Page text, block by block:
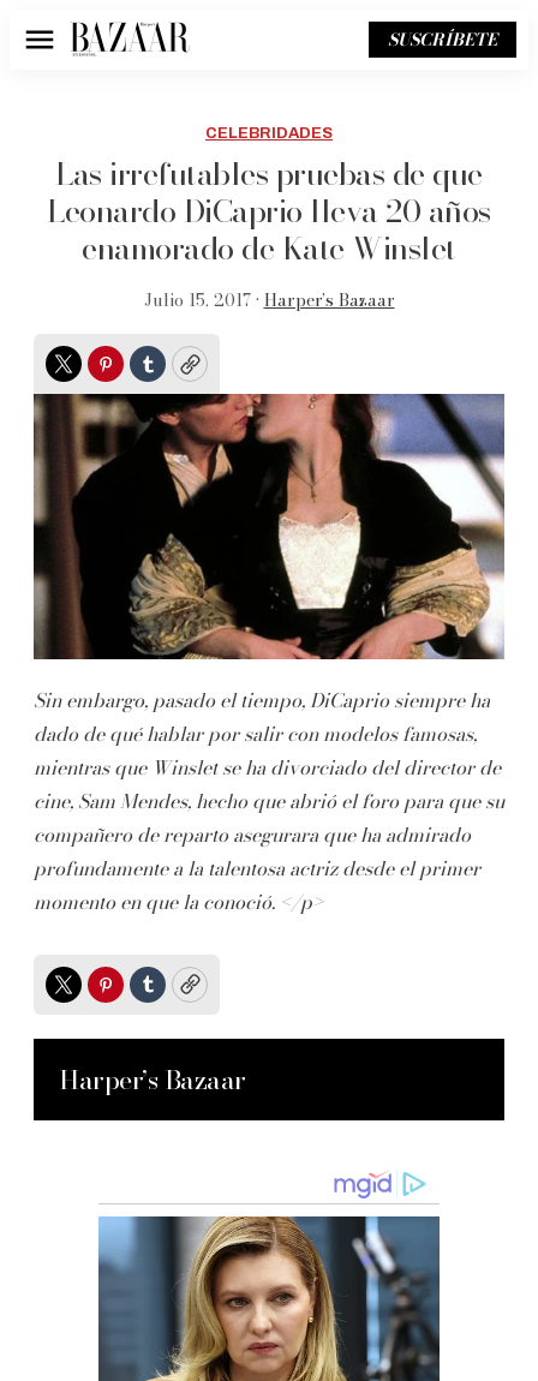
Menú SUSCRÍBETE
CELEBRIDADES
Las irrefutables pruebas de que
Leonardo DiCaprio lleva 20 años
enamorado de Kate Winslet
Julio 15, 2017 • Harper’s Bazaar
TwitterPinterest
TumblrCopy
Sin embargo, pasado el tiempo, DiCaprio siempre ha
dado de qué hablar por salir con modelos famosas,
mientras que Winslet se ha divorciado del director de
cine, Sam Mendes, hecho que abrió el foro para que su
compañero de reparto asegurara que ha admirado
profundamente a la talentosa actriz desde el primer
momento en que la conoció. </p>
TwitterPinterest
TumblrCopy
Harper’s Bazaar